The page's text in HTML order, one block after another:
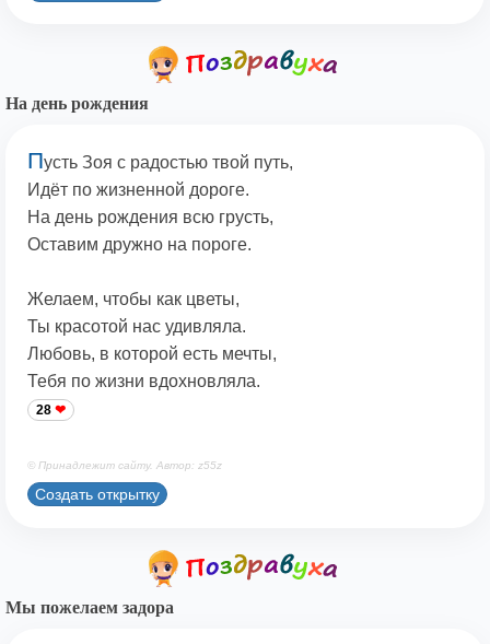
На день рождения
Пусть Зоя с радостью твой путь,
Идёт по жизненной дороге.
На день рождения всю грусть,
Оставим дружно на пороге.
Желаем, чтобы как цветы,
Ты красотой нас удивляла.
Любовь, в которой есть мечты,
Тебя по жизни вдохновляла.
28
© Принадлежит сайту. Автор: z55z
Создать открытку
Мы пожелаем задора